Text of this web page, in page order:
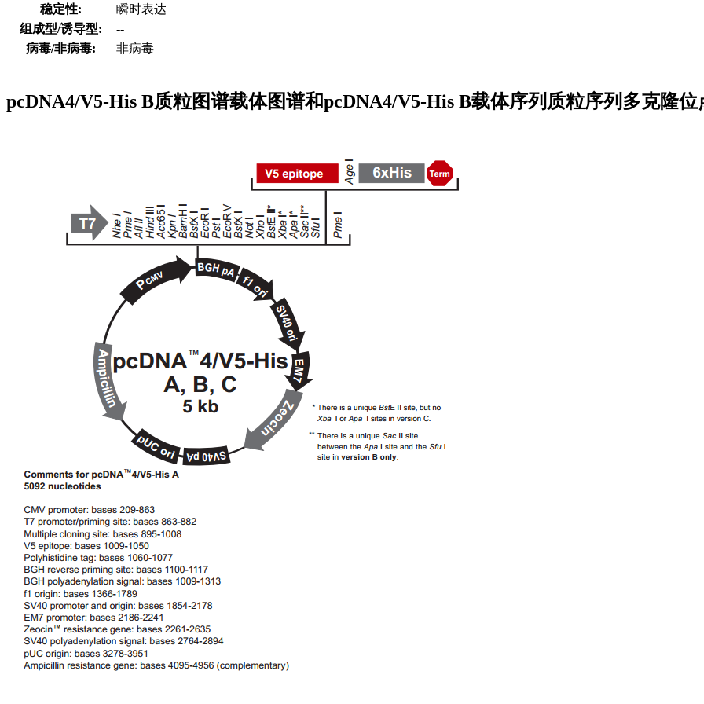
稳定性:
瞬时表达
组成型/诱导型:
--
病毒/非病毒:
非病毒
pcDNA4/V5-His B质粒图谱载体图谱和pcDNA4/V5-His B载体序列质粒序列多克隆位